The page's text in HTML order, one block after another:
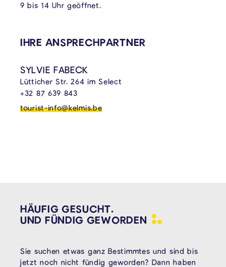
9 bis 14 Uhr geöffnet.
VERKNÜPFTE INHALTE
IHRE ANSPRECHPARTNER
SYLVIE FABECK
Lütticher Str. 264 im Select
+32 87 639 843
tourist-info@kelmis.be
HÄUFIG GESUCHT.
UND FÜNDIG GEWORDEN
Sie suchen etwas ganz Bestimmtes und sind bis
jetzt noch nicht fündig geworden? Dann haben